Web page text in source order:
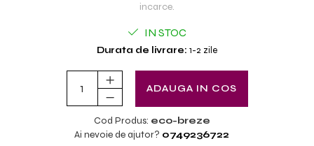
incarce.
IN STOC
Durata de livrare: 1-2 zile
ADAUGA IN COS
Cod Produs: eco-breze
Ai nevoie de ajutor? 0749236722